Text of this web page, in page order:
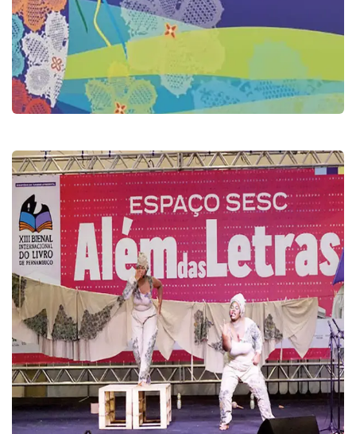
CNNO 2025
Congresso
13ª Edição da Bienal
Pernambuco